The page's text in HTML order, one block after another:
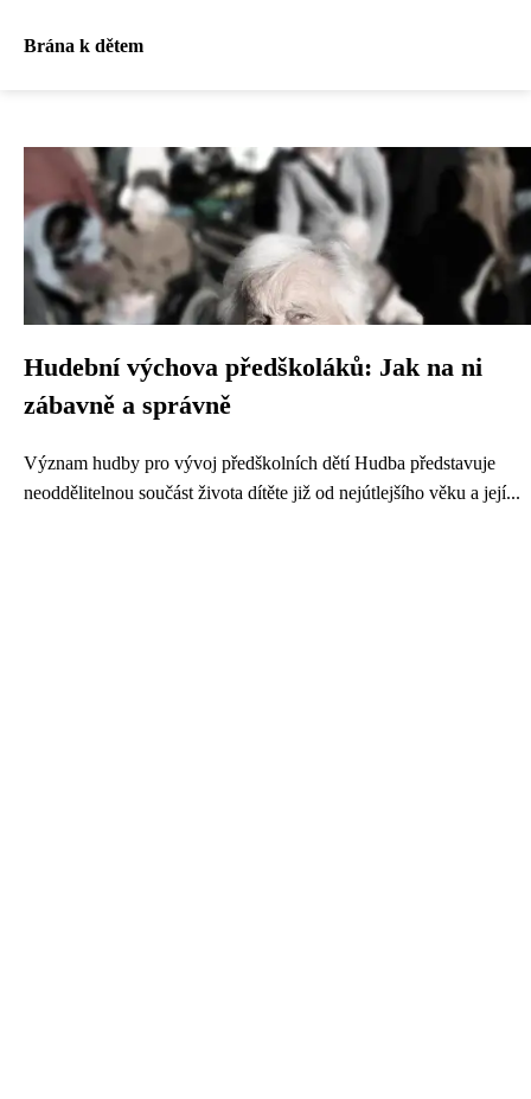
Brána k dětem
Hudební výchova předškoláků: Jak na ni
zábavně a správně
Význam hudby pro vývoj předškolních dětí Hudba představuje
neoddělitelnou součást života dítěte již od nejútlejšího věku a její...